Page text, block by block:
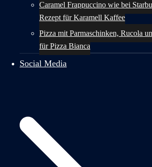
Caramel Frappuccino wie bei
Rezept für Karamell Kaffee
Pizza mit Parmaschinken, Rucola
für Pizza Bianca
Social Media